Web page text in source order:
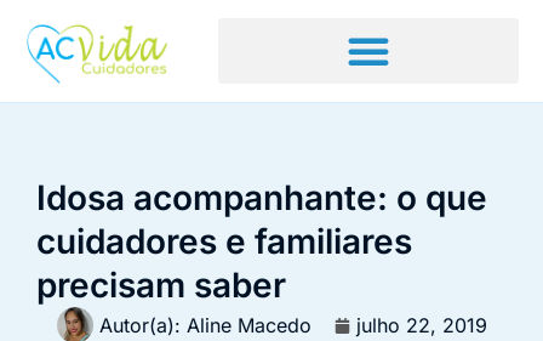
Idosa acompanhante: o que
cuidadores e familiares
precisam saber
Autor(a): Aline Macedo julho 22, 2019